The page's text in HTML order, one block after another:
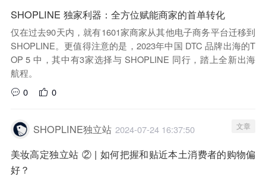
SHOPLINE 独家利器：全方位赋能商家的首单转化
仅在过去90天内，就有1601家商家从其他电子商务平台迁移到
SHOPLINE。更值得注意的是，2023年中国 DTC 品牌出海的T
OP 5 中，其中有3家选择与 SHOPLINE 同行，踏上全新出海
航程。
0
0
SHOPLINE独立站 2024-07-24 16:37:50 文章
美妆高定独立站 ② | 如何把握和贴近本土消费者的购物偏
好？